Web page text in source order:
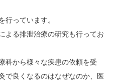
っています。
よる排泄治療の研究も行ってお
科から様々な疾患の依頼を受
で良くなるのはなぜなのか、医